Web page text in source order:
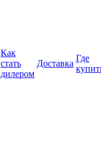
Как
стать
дилером
Доставка
Где